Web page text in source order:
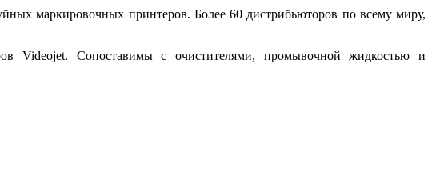
маркировочных принтеров. Более 60 дистрибьюторов по всему миру,
Videojet. Сопоставимы с очистителями, промывочной жидкостью и